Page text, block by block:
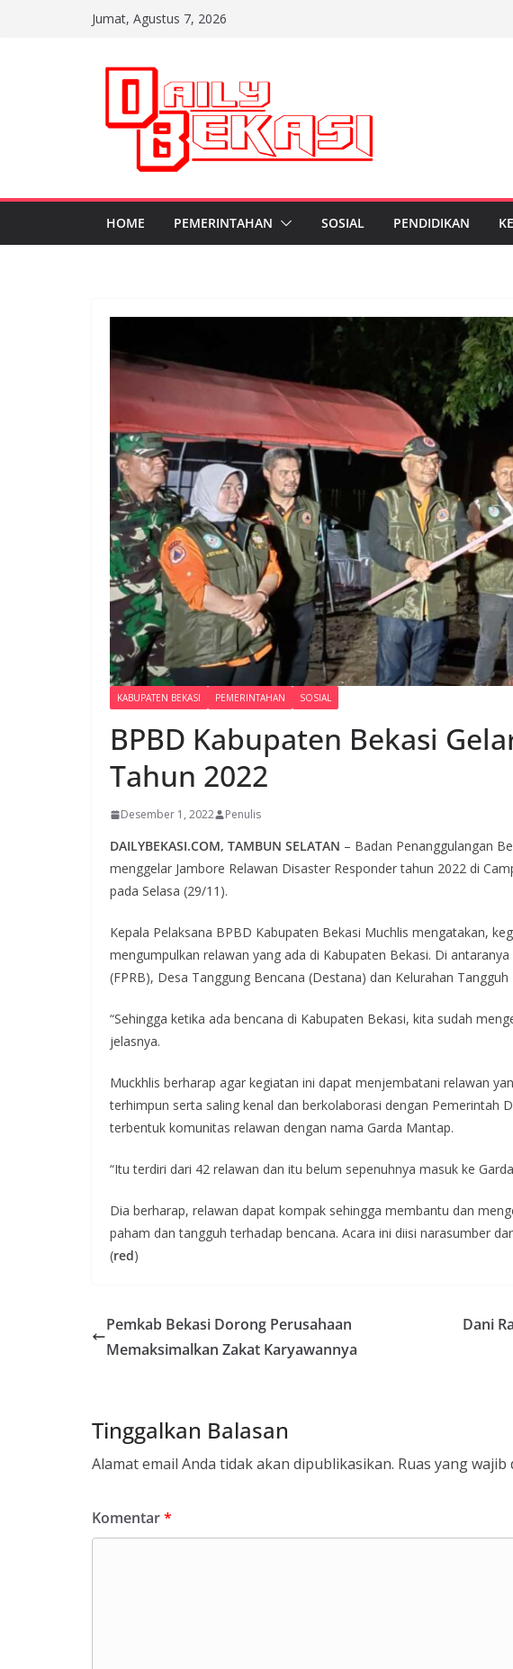
Jumat, Agustus 7, 2026
HOME PEMERINTAHAN SOSIAL PENDIDIKAN
KABUPATEN BEKASI PEMERINTAHAN SOSIAL
BPBD Kabupaten Bekasi
Tahun 2022
Desember 1, 2022 Penulis
DAILYBEKASI.COM, TAMBUN SELATAN – Badan Penanggulangan
menggelar Jambore Relawan Disaster Responder tahun 2022 di
pada Selasa (29/11).
Kepala Pelaksana BPBD Kabupaten Bekasi Muchlis mengatakan,
mengumpulkan relawan yang ada di Kabupaten Bekasi. Di
(FPRB), Desa Tanggung Bencana (Destana) dan Kelurahan Tangguh
“Sehingga ketika ada bencana di Kabupaten Bekasi, kita sudah
jelasnya.
Muckhlis berharap agar kegiatan ini dapat menjembatani relawan
terhimpun serta saling kenal dan berkolaborasi dengan Pemerintah
terbentuk komunitas relawan dengan nama Garda Mantap.
“Itu terdiri dari 42 relawan dan itu belum sepenuhnya masuk ke
Dia berharap, relawan dapat kompak sehingga membantu dan
paham dan tangguh terhadap bencana. Acara ini diisi narasumber
(red)
Pemkab Bekasi Dorong Perusahaan
Memaksimalkan Zakat Karyawannya
Dani
Tinggalkan Balasan
Alamat email Anda tidak akan dipublikasikan. Ruas yang wajib
Komentar*